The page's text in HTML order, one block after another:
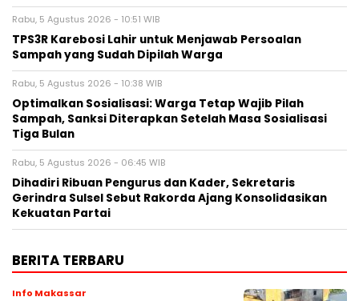
Rabu, 5 Agustus 2026 - 10:51 WIB
TPS3R Karebosi Lahir untuk Menjawab Persoalan
Sampah yang Sudah Dipilah Warga
Rabu, 5 Agustus 2026 - 10:38 WIB
Optimalkan Sosialisasi: Warga Tetap Wajib Pilah
Sampah, Sanksi Diterapkan Setelah Masa Sosialisasi
Tiga Bulan
Rabu, 5 Agustus 2026 - 06:45 WIB
Dihadiri Ribuan Pengurus dan Kader, Sekretaris
Gerindra Sulsel Sebut Rakorda Ajang Konsolidasikan
Kekuatan Partai
BERITA TERBARU
Info Makassar